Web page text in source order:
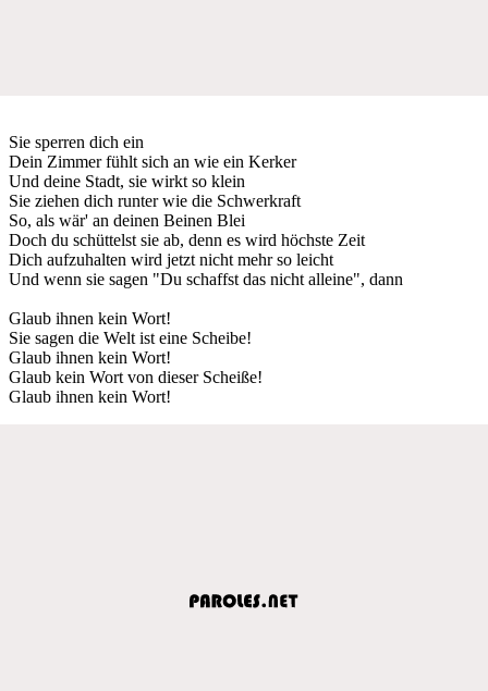
Sie sperren dich ein
Dein Zimmer fühlt sich an wie ein Kerker
Und deine Stadt, sie wirkt so klein
Sie ziehen dich runter wie die Schwerkraft
So, als wär' an deinen Beinen Blei
Doch du schüttelst sie ab, denn es wird höchste Zeit
Dich aufzuhalten wird jetzt nicht mehr so leicht
Und wenn sie sagen "Du schaffst das nicht alleine", dann
Glaub ihnen kein Wort!
Sie sagen die Welt ist eine Scheibe!
Glaub ihnen kein Wort!
Glaub kein Wort von dieser Scheiße!
Glaub ihnen kein Wort!